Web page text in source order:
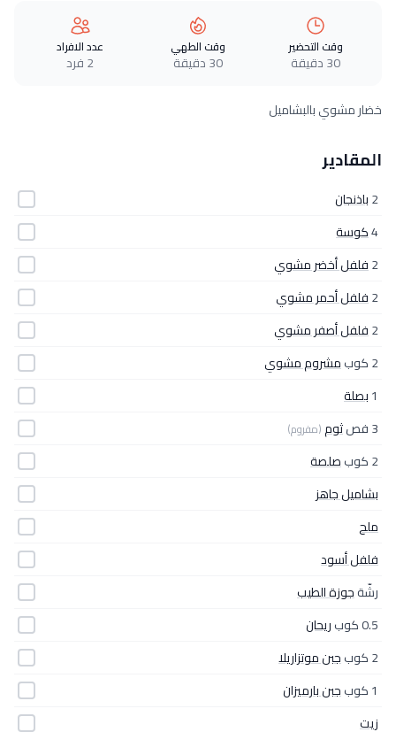
وقت التحضير
30 دقيقة
وقت الطهي
30 دقيقة
عدد الافراد
2 فرد
خضار مشوي بالبشاميل
المقادير
2باذنجان
4كوسة
2فلفل أخضر مشوي
2فلفل أحمر مشوي
2فلفل أصفر مشوي
2 كوب
مشروم مشوي
1بصلة
3 فص
ثوم(مفروم)
2 كوب
صلصة
بشاميل جاهز
ملح
فلفل أسود
رشّةجوزة الطيب
0.5 كوب
ريحان
2 كوب
جبن موتزاريلا
1 كوب
جبن بارميزان
زيت